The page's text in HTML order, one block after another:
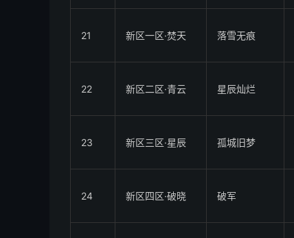
21 新区一区·焚天 落雪无痕
22 新区二区·青云 星辰灿烂
23 新区三区·星辰 孤城旧梦
24 新区四区·破晓 破军